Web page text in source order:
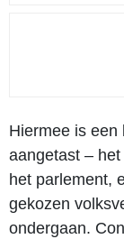
Hiermee is een
aangetast –
het parlement,
gekozen
ondergaan.